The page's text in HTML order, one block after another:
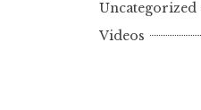
Uncategorized
Videos